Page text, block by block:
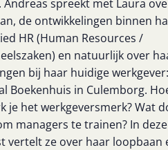
Andreas spreekt met Laura
de ontwikkelingen binnen
HR (Human Resources /
en natuurlijk over
bij haar huidige
Boekenhuis in Culemborg.
je het werkgeversmerk? Wat
managers te trainen? In deze
vertelt ze over haar loopbaan